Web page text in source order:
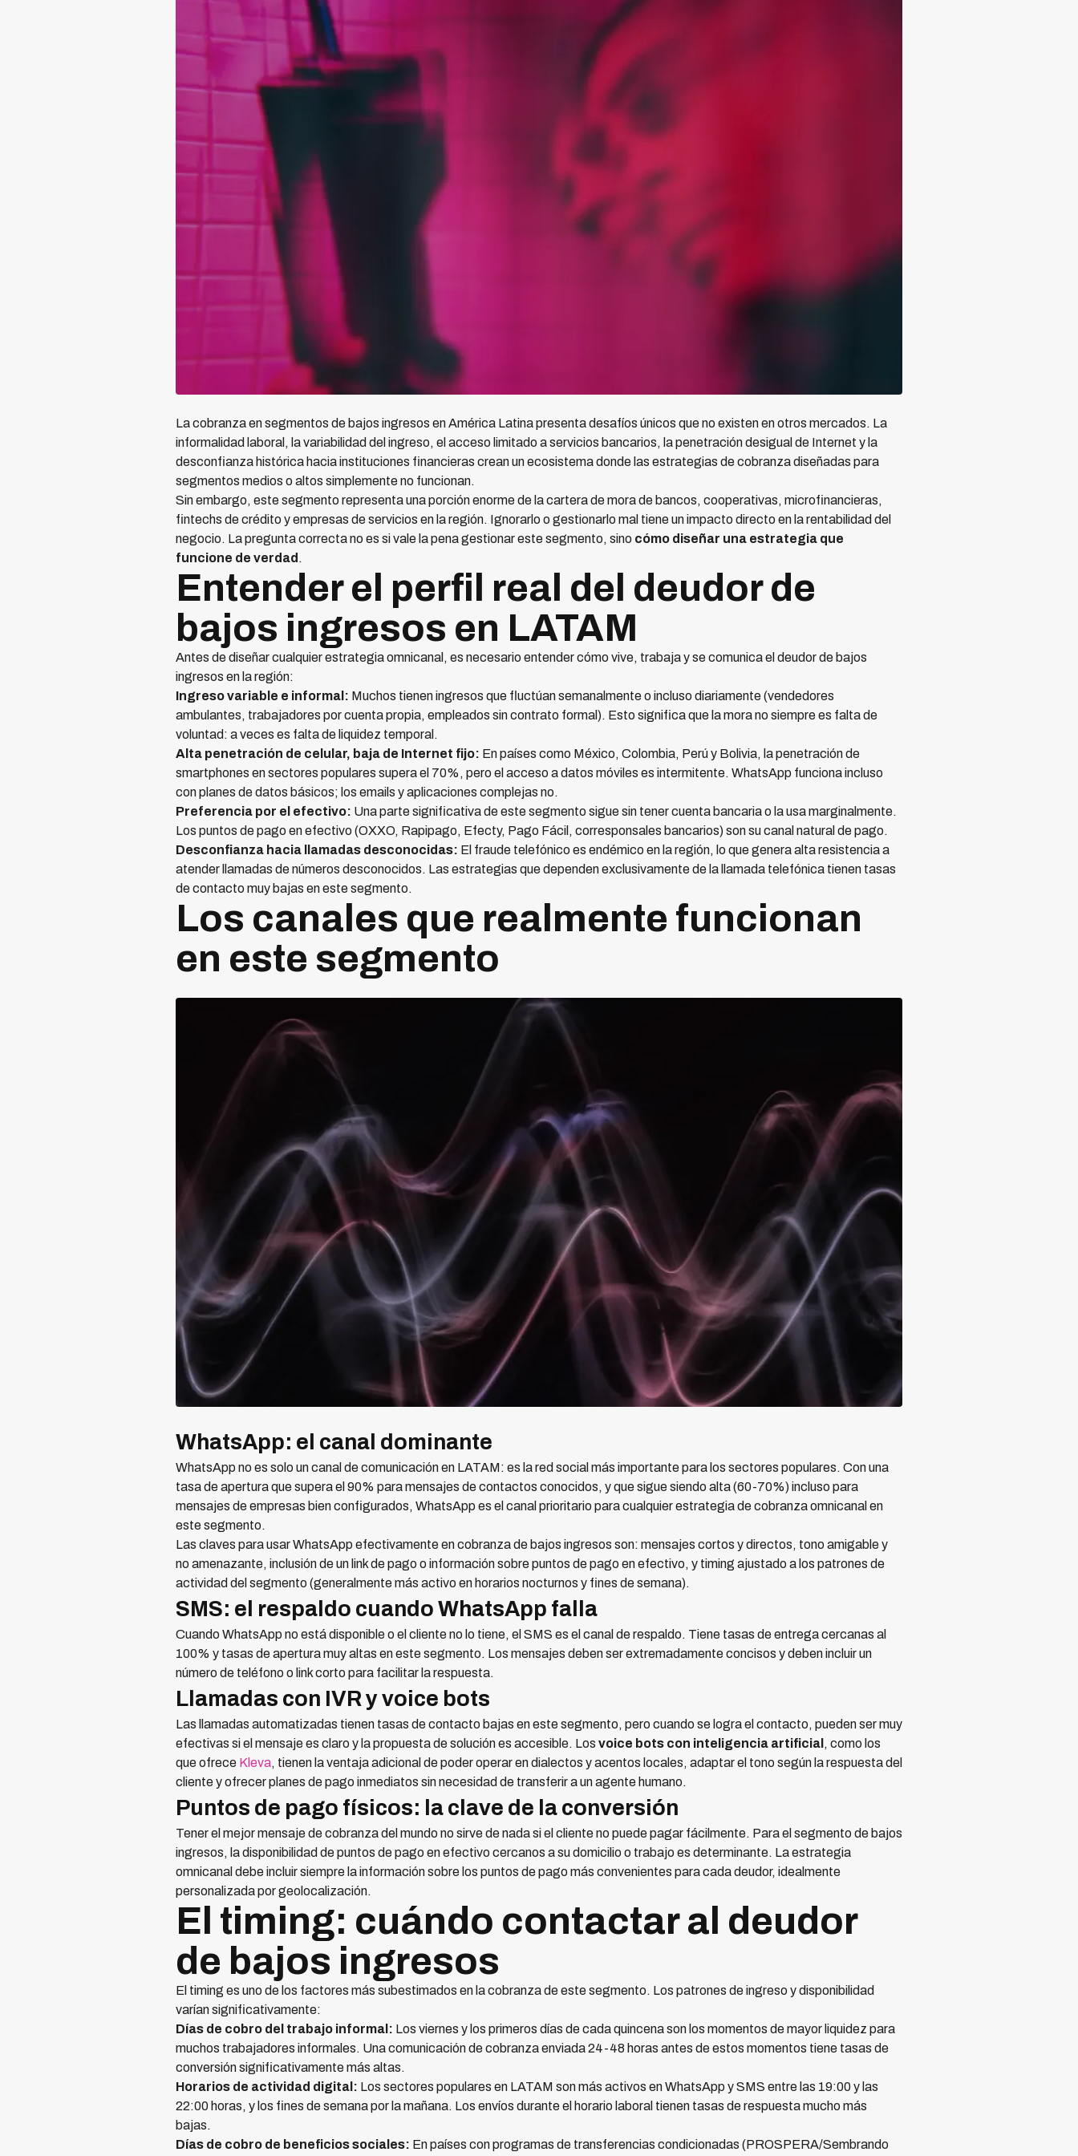
La cobranza en segmentos de bajos ingresos en América Latina presenta desafíos únicos que no existen en otros mercados. La
informalidad laboral, la variabilidad del ingreso, el acceso limitado a servicios bancarios, la penetración desigual de Internet y la
desconfianza histórica hacia instituciones financieras crean un ecosistema donde las estrategias de cobranza diseñadas para
segmentos medios o altos simplemente no funcionan.
Sin embargo, este segmento representa una porción enorme de la cartera de mora de bancos, cooperativas, microfinancieras,
fintechs de crédito y empresas de servicios en la región. Ignorarlo o gestionarlo mal tiene un impacto directo en la rentabilidad del
negocio. La pregunta correcta no es si vale la pena gestionar este segmento, sino cómo diseñar una estrategia que
funcione de verdad .
Entender el perfil real del deudor de
bajos ingresos en LATAM
Antes de diseñar cualquier estrategia omnicanal, es necesario entender cómo vive, trabaja y se comunica el deudor de bajos
ingresos en la región:
Ingreso variable e informal: Muchos tienen ingresos que fluctúan semanalmente o incluso diariamente (vendedores
ambulantes, trabajadores por cuenta propia, empleados sin contrato formal). Esto significa que la mora no siempre es falta de
voluntad: a veces es falta de liquidez temporal.
Alta penetración de celular, baja de Internet fijo: En países como México, Colombia, Perú y Bolivia, la penetración de
smartphones en sectores populares supera el 70%, pero el acceso a datos móviles es intermitente. WhatsApp funciona incluso
con planes de datos básicos; los emails y aplicaciones complejas no.
Preferencia por el efectivo: Una parte significativa de este segmento sigue sin tener cuenta bancaria o la usa marginalmente.
Los puntos de pago en efectivo (OXXO, Rapipago, Efecty, Pago Fácil, corresponsales bancarios) son su canal natural de pago.
Desconfianza hacia llamadas desconocidas: El fraude telefónico es endémico en la región, lo que genera alta resistencia a
atender llamadas de números desconocidos. Las estrategias que dependen exclusivamente de la llamada telefónica tienen tasas
de contacto muy bajas en este segmento.
Los canales que realmente funcionan
en este segmento
WhatsApp: el canal dominante
WhatsApp no es solo un canal de comunicación en LATAM: es la red social más importante para los sectores populares. Con una
tasa de apertura que supera el 90% para mensajes de contactos conocidos, y que sigue siendo alta (60-70%) incluso para
mensajes de empresas bien configurados, WhatsApp es el canal prioritario para cualquier estrategia de cobranza omnicanal en
este segmento.
Las claves para usar WhatsApp efectivamente en cobranza de bajos ingresos son: mensajes cortos y directos, tono amigable y
no amenazante, inclusión de un link de pago o información sobre puntos de pago en efectivo, y timing ajustado a los patrones de
actividad del segmento (generalmente más activo en horarios nocturnos y fines de semana).
SMS: el respaldo cuando WhatsApp falla
Cuando WhatsApp no está disponible o el cliente no lo tiene, el SMS es el canal de respaldo. Tiene tasas de entrega cercanas al
100% y tasas de apertura muy altas en este segmento. Los mensajes deben ser extremadamente concisos y deben incluir un
número de teléfono o link corto para facilitar la respuesta.
Llamadas con IVR y voice bots
Las llamadas automatizadas tienen tasas de contacto bajas en este segmento, pero cuando se logra el contacto, pueden ser muy
efectivas si el mensaje es claro y la propuesta de solución es accesible. Los voice bots con inteligencia artificial , como los
que ofrece Kleva, tienen la ventaja adicional de poder operar en dialectos y acentos locales, adaptar el tono según la respuesta del
cliente y ofrecer planes de pago inmediatos sin necesidad de transferir a un agente humano.
Puntos de pago físicos: la clave de la conversión
Tener el mejor mensaje de cobranza del mundo no sirve de nada si el cliente no puede pagar fácilmente. Para el segmento de bajos
ingresos, la disponibilidad de puntos de pago en efectivo cercanos a su domicilio o trabajo es determinante. La estrategia
omnicanal debe incluir siempre la información sobre los puntos de pago más convenientes para cada deudor, idealmente
personalizada por geolocalización.
El timing: cuándo contactar al deudor
de bajos ingresos
El timing es uno de los factores más subestimados en la cobranza de este segmento. Los patrones de ingreso y disponibilidad
varían significativamente:
Días de cobro del trabajo informal: Los viernes y los primeros días de cada quincena son los momentos de mayor liquidez para
muchos trabajadores informales. Una comunicación de cobranza enviada 24-48 horas antes de estos momentos tiene tasas de
conversión significativamente más altas.
Horarios de actividad digital: Los sectores populares en LATAM son más activos en WhatsApp y SMS entre las 19:00 y las
22:00 horas, y los fines de semana por la mañana. Los envíos durante el horario laboral tienen tasas de respuesta mucho más
bajas.
Días de cobro de beneficios sociales: En países con programas de transferencias condicionadas (PROSPERA/Sembrando